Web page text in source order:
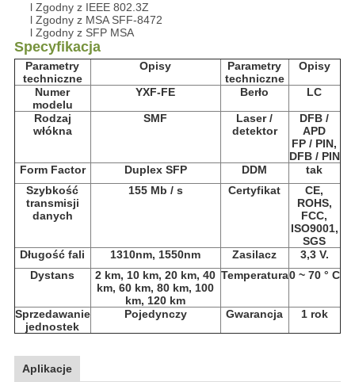
l Zgodny z IEEE 802.3Z
l Zgodny z MSA SFF-8472
l Zgodny z SFP MSA
Specyfikacja
Parametry
techniczne
Opisy
Parametry
techniczne
Opisy
Numer
modelu
YXF-FE Berło LC
Rodzaj
włókna
SMF
Laser /
detektor
DFB /
APD
FP / PIN,
DFB / PIN
Form Factor
Duplex SFP DDM
tak
Szybkość
transmisji
danych
155 Mb / s Certyfikat
CE,
ROHS,
FCC,
ISO9001,
SGS
Długość fali
1310nm, 1550nm Zasilacz
3,3 V.
Dystans
2 km, 10 km, 20 km, 40
km, 60 km, 80 km, 100
km, 120 km
Temperatura0 ~ 70 ° C
Sprzedawanie
jednostek
Pojedynczy Gwarancja 1 rok
Aplikacje